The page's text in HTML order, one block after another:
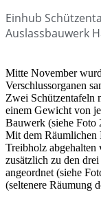
Einhub
Auslassbauwerk
Mitte November
Verschlussorganen
Zwei Schützentafeln
einem Gewicht von
Bauwerk (siehe Foto
Mit dem Räumlichen
Treibholz abgehalten
zusätzlich zu den
angeordnet (siehe
(seltenere Räumung